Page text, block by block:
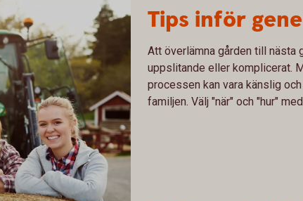
Tips inför
Att överlämna gården till nästa
uppslitande eller komplicerat.
processen kan vara känslig
familjen. Välj "när" och "hur"